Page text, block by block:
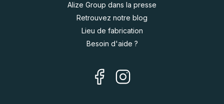
Alize Group dans la presse
Retrouvez notre blog
Lieu de fabrication
Besoin d'aide ?